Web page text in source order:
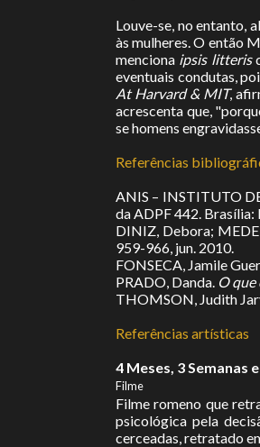
Louve-se, no entanto,
às mulheres. O então
menciona ipsis litteris
eventuais condutas,
At Harvard & MIT,
acrescenta que,
se homens
Referências
ANIS – INSTITUTO
da ADPF 442. Brasília:
DINIZ, Debora;
959-966, jun. 2010.
FONSECA, Jamile
PRADO, Danda. O
THOMSON, Judith
Referências artísticas
4 Meses, 3 Semanas
Filme
Filme romeno que
psicológica pela
cerceadas, retratado